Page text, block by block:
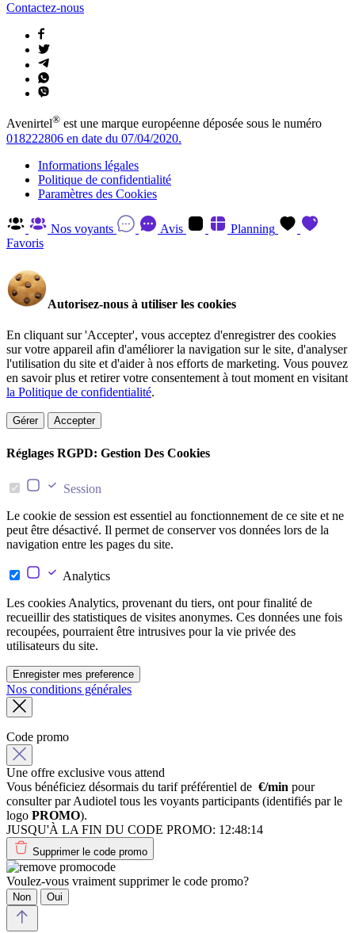
Contactez-nous
Avenirtel® est une marque européenne déposée sous le numéro
018222806 en date du 07/04/2020.
Informations légales
Politique de confidentialité
Paramètres des Cookies
Nos voyants Avis
Planning
Favoris
Autorisez-nous à utiliser les cookies
En cliquant sur 'Accepter', vous acceptez d'enregistrer des cookies
sur votre appareil afin d'améliorer la navigation sur le site, d'analyser
l'utilisation du site et d'aider à nos efforts de marketing. Vous pouvez
en savoir plus et retirer votre consentement à tout moment en visitant
la Politique de confidentialité.
Gérer Accepter
Réglages RGPD: Gestion Des Cookies
Session
Le cookie de session est essentiel au fonctionnement de ce site et ne
peut être désactivé. Il permet de conserver vos données lors de la
navigation entre les pages du site.
Analytics
Les cookies Analytics, provenant du tiers, ont pour finalité de
recueillir des statistiques de visites anonymes. Ces données une fois
recoupées, pourraient être intrusives pour la vie privée des
utilisateurs du site.
Enregister mes preference
Nos conditions générales
Code promo
Une offre exclusive vous attend
Vous bénéficiez désormais du tarif préférentiel de €/min pour
consulter par Audiotel tous les voyants participants (identifiés par le
logo PROMO).
JUSQU'À LA FIN DU CODE PROMO: 12:48:14
Supprimer le code promo
Voulez-vous vraiment supprimer le code promo?
Non Oui